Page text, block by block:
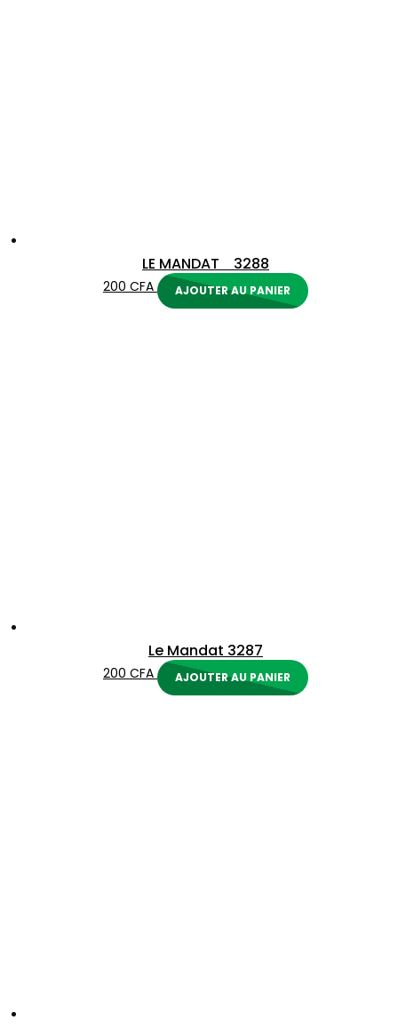
LE MANDAT 3288
200 CFA AJOUTER AU PANIER
Le Mandat 3287
200 CFA AJOUTER AU PANIER